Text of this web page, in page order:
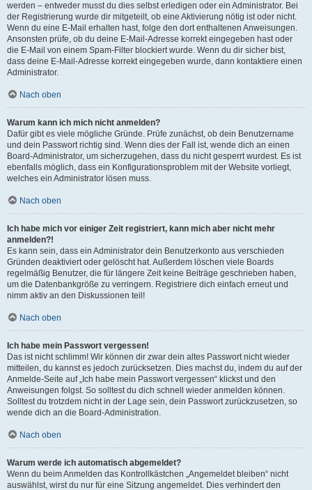
werden – entweder musst du dies selbst erledigen oder ein Administrator. Bei
der Registrierung wurde dir mitgeteilt, ob eine Aktivierung nötig ist oder nicht.
Wenn du eine E-Mail erhalten hast, folge den dort enthaltenen Anweisungen.
Ansonsten prüfe, ob du deine E-Mail-Adresse korrekt eingegeben hast oder
die E-Mail von einem Spam-Filter blockiert wurde. Wenn du dir sicher bist,
dass deine E-Mail-Adresse korrekt eingegeben wurde, dann kontaktiere einen
Administrator.
Nach oben
Warum kann ich mich nicht anmelden?
Dafür gibt es viele mögliche Gründe. Prüfe zunächst, ob dein Benutzername
und dein Passwort richtig sind. Wenn dies der Fall ist, wende dich an einen
Board-Administrator, um sicherzugehen, dass du nicht gesperrt wurdest. Es ist
ebenfalls möglich, dass ein Konfigurationsproblem mit der Website vorliegt,
welches ein Administrator lösen muss.
Nach oben
Ich habe mich vor einiger Zeit registriert, kann mich aber nicht mehr
anmelden?!
Es kann sein, dass ein Administrator dein Benutzerkonto aus verschieden
Gründen deaktiviert oder gelöscht hat. Außerdem löschen viele Boards
regelmäßig Benutzer, die für längere Zeit keine Beiträge geschrieben haben,
um die Datenbankgröße zu verringern. Registriere dich einfach erneut und
nimm aktiv an den Diskussionen teil!
Nach oben
Ich habe mein Passwort vergessen!
Das ist nicht schlimm! Wir können dir zwar dein altes Passwort nicht wieder
mitteilen, du kannst es jedoch zurücksetzen. Dies machst du, indem du auf der
Anmelde-Seite auf „Ich habe mein Passwort vergessen“ klickst und den
Anweisungen folgst. So solltest du dich schnell wieder anmelden können.
Solltest du trotzdem nicht in der Lage sein, dein Passwort zurückzusetzen, so
wende dich an die Board-Administration.
Nach oben
Warum werde ich automatisch abgemeldet?
Wenn du beim Anmelden das Kontrollkästchen „Angemeldet bleiben“ nicht
auswählst, wirst du nur für eine Sitzung angemeldet. Dies verhindert den